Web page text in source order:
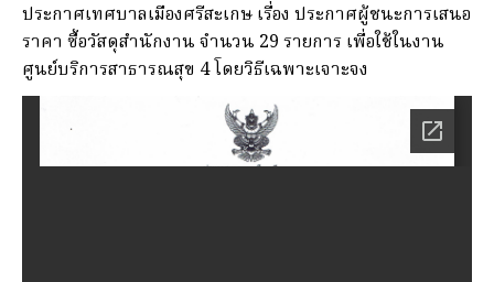
ประกาศเทศบาลเมืองศรีสะเกษ เรื่อง ประกาศผู้ชนะการเสนอ
ราคา ซื้อวัสดุสำนักงาน จำนวน 29 รายการ เพื่อใช้ในงาน
ศูนย์บริการสาธารณสุข 4 โดยวิธีเฉพาะเจาะจง